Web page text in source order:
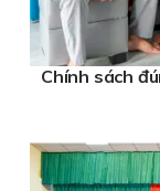
Chính sách